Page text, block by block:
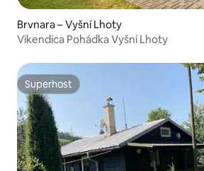
Brvnara – Vyšní Lhoty
Vikendica Pohádka Vyšní Lhoty
Superhost
Superhost